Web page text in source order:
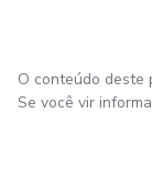
_começa a se
O conteúdo deste
Se você vir